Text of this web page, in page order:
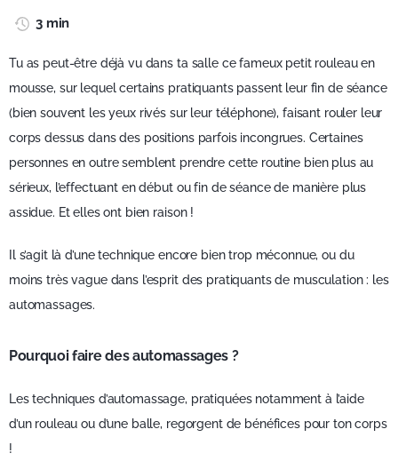
3 min
Tu as peut-être déjà vu dans ta salle ce fameux petit rouleau en
mousse, sur lequel certains pratiquants passent leur fin de séance
(bien souvent les yeux rivés sur leur téléphone), faisant rouler leur
corps dessus dans des positions parfois incongrues. Certaines
personnes en outre semblent prendre cette routine bien plus au
sérieux, l’effectuant en début ou fin de séance de manière plus
assidue. Et elles ont bien raison !
Il s’agit là d’une technique encore bien trop méconnue, ou du
moins très vague dans l’esprit des pratiquants de musculation : les
automassages.
Pourquoi faire des automassages ?
Les techniques d’automassage, pratiquées notamment à l’aide
d’un rouleau ou d’une balle, regorgent de bénéfices pour ton corps
!